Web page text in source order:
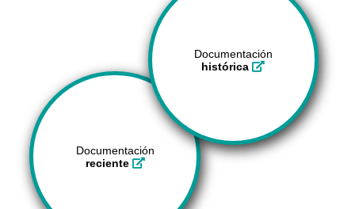
Documentación
histórica
Documentación
reciente